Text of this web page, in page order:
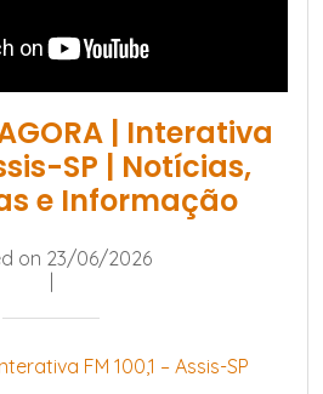
| Interativa
SP | Notícias,
e Informação
on 23/06/2026
|
FM 100,1 – Assis-SP